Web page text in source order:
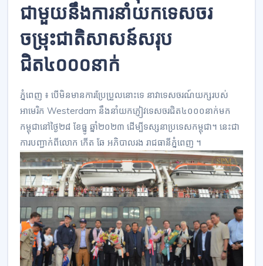
ជាមួយនឹងការនាំយកទេសចរ
ចម្រុះជាតិសាសន៍សរុប
ជិត៤០០០នាក់
ភ្នំពេញ ៖ បើមិនមានការប្រែប្រួលនោះទេ នាវាទេសចរណ៍យក្សរបស់
អាមេរិក Westerdam នឹងនាំយកភ្ញៀវទេសចរជិត៤០០០នាក់មក
កម្ពុជានៅថ្ងៃ២៨ ខែធ្នូ ឆ្នាំ២០២៣ ដើម្បីទស្សនាប្រទេសកម្ពុជា។ នេះជា
ការបញ្ជាក់ពីលោក កើត ឆែ អភិបាលរង រាជធានីភ្នំពេញ ។